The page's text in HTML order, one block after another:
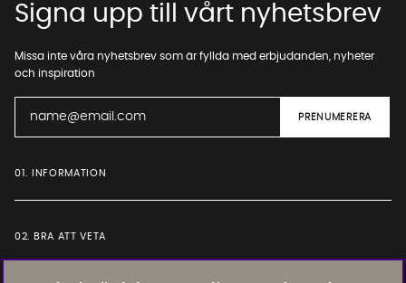
Signa upp till vårt nyhetsbrev
Missa inte våra nyhetsbrev som är fyllda med erbjudanden, nyheter
och inspiration
01. INFORMATION
02. BRA ATT VETA